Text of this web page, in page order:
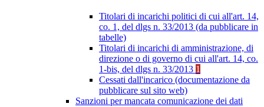
Titolari di incarichi politici di cui all'art. 14,
co. 1, del dlgs n. 33/2013 (da pubblicare in
tabelle)
Titolari di incarichi di amministrazione, di
direzione o di governo di cui all'art. 14, co.
1-bis, del dlgs n. 33/2013 1
Cessati dall'incarico (documentazione da
pubblicare sul sito web)
Sanzioni per mancata comunicazione dei dati